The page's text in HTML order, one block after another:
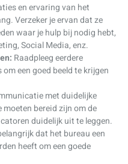
en ervaring van het
Verzeker je ervan dat ze
waar je hulp bij nodig hebt,
Social Media, enz.
Raadpleeg eerdere
een goed beeld te krijgen
met duidelijke
bereid zijn om de
duidelijk uit te leggen.
dat het bureau een
heeft om een goede